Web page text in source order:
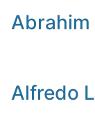
Abrahim
Alfredo